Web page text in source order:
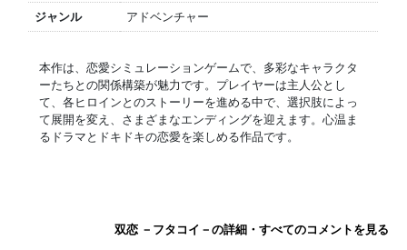
ジャンル アドベンチャー
本作は、恋愛シミュレーションゲームで、多彩なキャラクタ
ーたちとの関係構築が魅力です。プレイヤーは主人公とし
て、各ヒロインとのストーリーを進める中で、選択肢によっ
て展開を変え、さまざまなエンディングを迎えます。心温ま
るドラマとドキドキの恋愛を楽しめる作品です。
双恋 －フタコイ－の詳細・すべてのコメントを見る